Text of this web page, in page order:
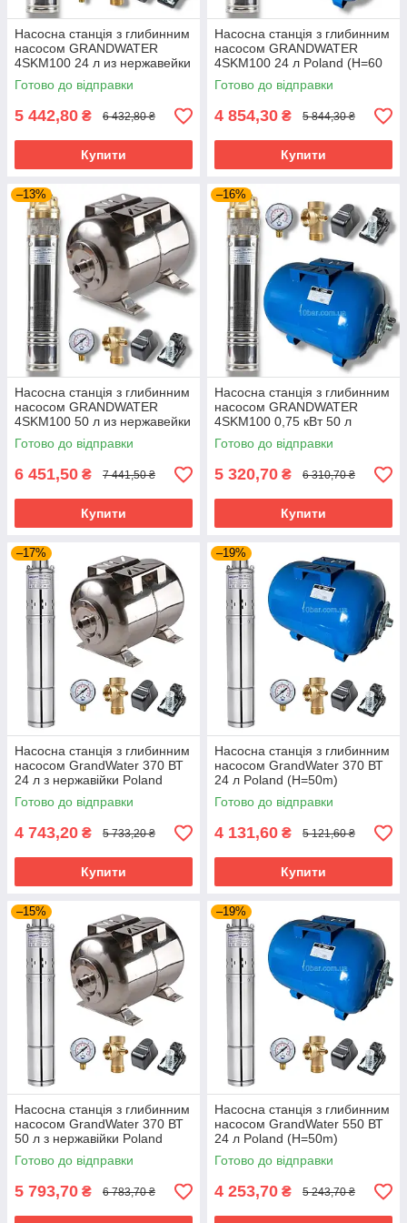
Насосна станція з глибинним
насосом GRANDWATER
4SKM100 24 л из нержавейки
Poland (Н=60 м)
Готово до відправки
5 442,80 ₴ 6 432,80 ₴
Купити
Насосна станція з глибинним
насосом GRANDWATER
4SKM100 24 л Poland (Н=60
м)
Готово до відправки
4 854,30 ₴ 5 844,30 ₴
Купити
–13%
Насосна станція з глибинним
насосом GRANDWATER
4SKM100 50 л из нержавейки
Poland (Н=60 м)
Готово до відправки
6 451,50 ₴ 7 441,50 ₴
Купити
–16%
Насосна станція з глибинним
насосом GRANDWATER
4SKM100 0,75 кВт 50 л
Poland (Н=60 м)
Готово до відправки
5 320,70 ₴ 6 310,70 ₴
Купити
–17%
Насосна станція з глибинним
насосом GrandWater 370 ВТ
24 л з нержавійки Poland
(H=50m)
Готово до відправки
4 743,20 ₴ 5 733,20 ₴
Купити
–19%
Насосна станція з глибинним
насосом GrandWater 370 ВТ
24 л Poland (H=50m)
Готово до відправки
4 131,60 ₴ 5 121,60 ₴
Купити
–15%
Насосна станція з глибинним
насосом GrandWater 370 ВТ
50 л з нержавійки Poland
(H=50m)
Готово до відправки
5 793,70 ₴ 6 783,70 ₴
–19%
Насосна станція з глибинним
насосом GrandWater 550 ВТ
24 л Poland (H=50m)
Готово до відправки
4 253,70 ₴ 5 243,70 ₴